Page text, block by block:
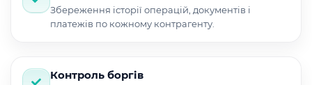
Збереження історії операцій, документів і
платежів по кожному контрагенту.
Контроль боргів